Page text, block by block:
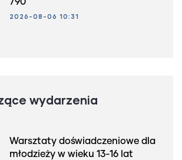
2026-08-06 10:31
wydarzenia
Warsztaty doświadczeniowe dla
młodzieży w wieku 13-16 lat